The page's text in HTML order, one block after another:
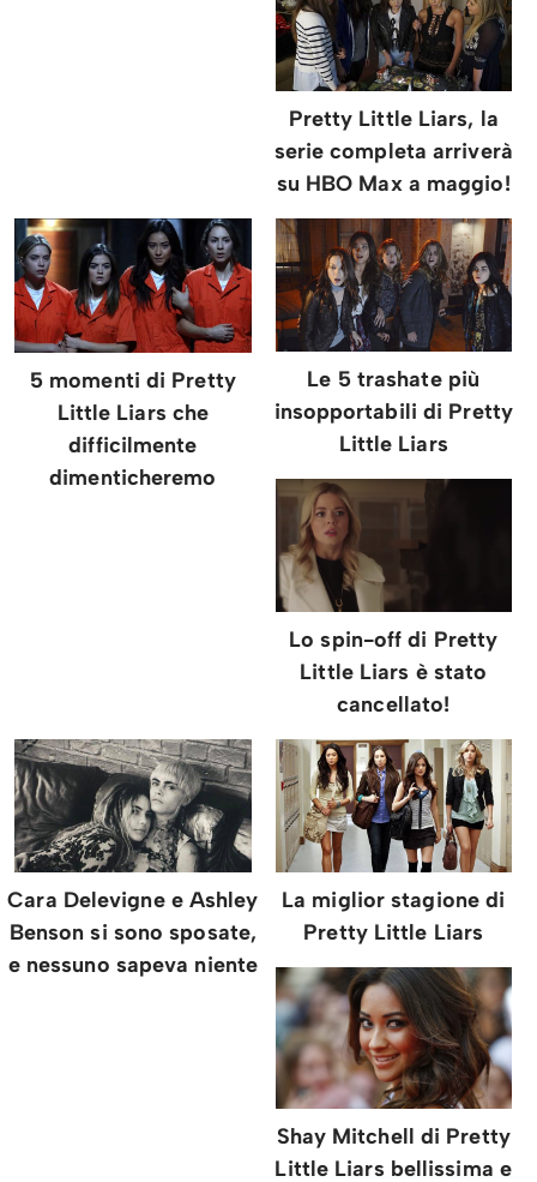
Pretty Little Liars, la
serie completa arriverà
su HBO Max a maggio!
5 momenti di Pretty
Little Liars che
difficilmente
dimenticheremo
Le 5 trashate più
insopportabili di Pretty
Little Liars
Lo spin-off di Pretty
Little Liars è stato
cancellato!
Cara Delevigne e Ashley
Benson si sono sposate,
e nessuno sapeva niente
La miglior stagione di
Pretty Little Liars
Shay Mitchell di Pretty
Little Liars bellissima e